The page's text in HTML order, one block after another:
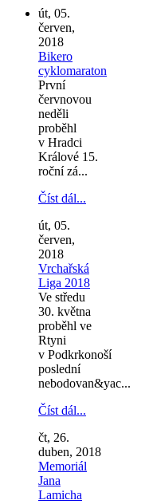
út, 05.
červen,
2018
Bikero
cyklomaraton
První
červnovou
neděli
proběhl
v Hradci
Králové 15.
roční zá...
Číst dál...
út, 05.
červen,
2018
Vrchařská
Liga 2018
Ve středu
30. května
proběhl ve
Rtyni
v Podkrkonoší
poslední
nebodovan&yac...
Číst dál...
čt, 26.
duben, 2018
Memoriál
Jana
Lamicha